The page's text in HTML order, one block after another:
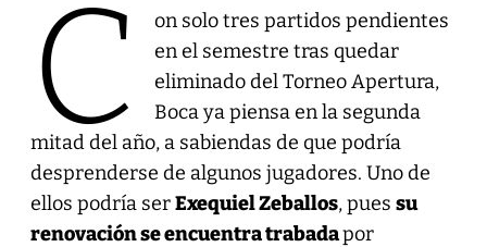
C
on solo tres partidos pendientes
en el semestre tras quedar
eliminado del Torneo Apertura,
Boca ya piensa en la segunda
mitad del año, a sabiendas de que podría
desprenderse de algunos jugadores. Uno de
ellos podría serExequiel Zeballos, pues su
renovación se encuentra trabadapor